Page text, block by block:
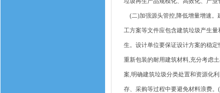
(二)加强源头管控,降低增量增速。
工方案等文件应包含建筑垃圾产生
生。设计单位要保证设计方案的稳
重新包装的耐用建筑材料,充分考虑
案,明确建筑垃圾分类处置和资源化
存、采购等过程中要避免材料浪费